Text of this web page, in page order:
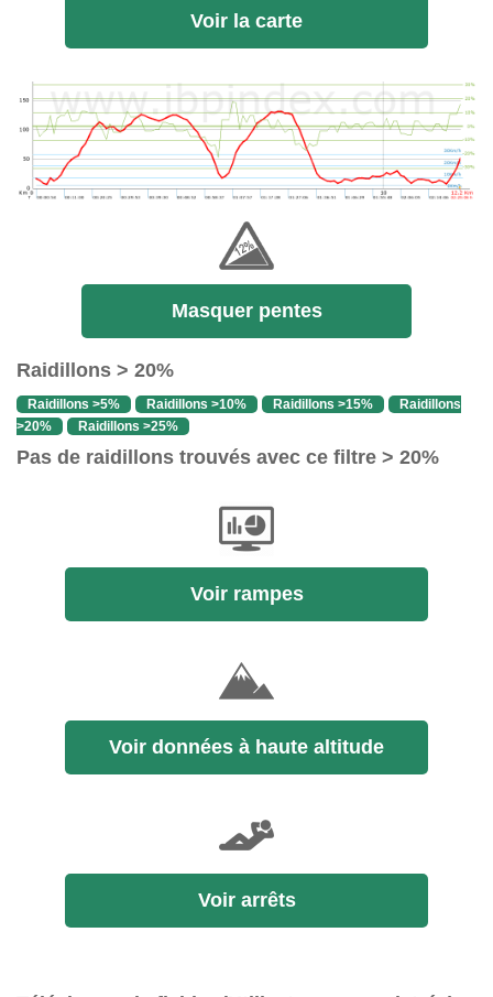
Voir la carte
Masquer pentes
Raidillons > 20%
Raidillons >5% Raidillons >10% Raidillons >15%
Raidillons
>20%
Raidillons >25%
Pas de raidillons trouvés avec ce filtre > 20%
Voir rampes
Voir données à haute altitude
Voir arrêts